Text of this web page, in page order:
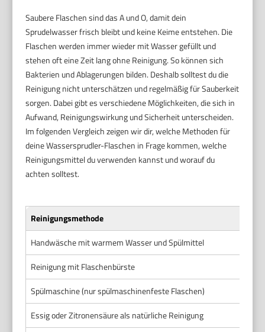
Saubere Flaschen sind das A und O, damit dein
Sprudelwasser frisch bleibt und keine Keime entstehen. Die
Flaschen werden immer wieder mit Wasser gefüllt und
stehen oft eine Zeit lang ohne Reinigung. So können sich
Bakterien und Ablagerungen bilden. Deshalb solltest du die
Reinigung nicht unterschätzen und regelmäßig für Sauberkeit
sorgen. Dabei gibt es verschiedene Möglichkeiten, die sich in
Aufwand, Reinigungswirkung und Sicherheit unterscheiden.
Im folgenden Vergleich zeigen wir dir, welche Methoden für
deine Wassersprudler-Flaschen in Frage kommen, welche
Reinigungsmittel du verwenden kannst und worauf du
achten solltest.
Reinigungsmethode
Handwäsche mit warmem Wasser und Spülmittel
Reinigung mit Flaschenbürste
Spülmaschine (nur spülmaschinenfeste Flaschen)
Essig oder Zitronensäure als natürliche Reinigung